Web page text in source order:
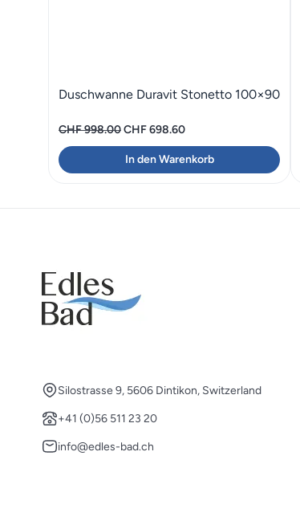
Duschwanne Duravit Stonetto 100×90
CHF998.00Ursprünglicher
Preis
war:
CHF698.60Aktueller
Preis
ist:
In den Warenkorb
Silostrasse 9, 5606 Dintikon, Switzerland
+41 (0)56 511 23 20
info@edles-bad.ch